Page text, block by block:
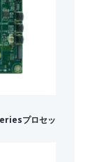
プロセッ